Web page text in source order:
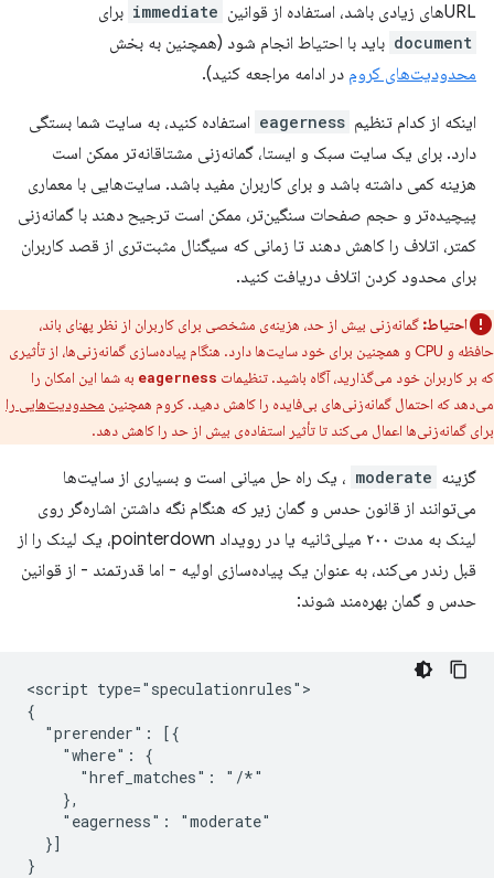
URLهای زیادی باشد، استفاده از قوانین
immediate برای
document باید با احتیاط انجام شود (همچنین به بخش
محدودیت‌های کروم در ادامه مراجعه کنید).
اینکه از کدام تنظیم eagerness استفاده کنید، به سایت شما بستگی
دارد. برای یک سایت سبک و ایستا، گمانه‌زنی مشتاقانه‌تر ممکن است
هزینه کمی داشته باشد و برای کاربران مفید باشد. سایت‌هایی با معماری
پیچیده‌تر و حجم صفحات سنگین‌تر، ممکن است ترجیح دهند با گمانه‌زنی
کمتر، اتلاف را کاهش دهند تا زمانی که سیگنال مثبت‌تری از قصد کاربران
برای محدود کردن اتلاف دریافت کنید.
احتیاط: گمانه‌زنی بیش از حد، هزینه‌ی مشخصی برای کاربران از نظر پهنای باند،
حافظه و CPU و همچنین برای خود سایت‌ها دارد. هنگام پیاده‌سازی گمانه‌زنی‌ها، از تأثیری
که بر کاربران خود می‌گذارید، آگاه باشید. تنظیمات eagerness به شما این امکان را
می‌دهد که احتمال گمانه‌زنی‌های بی‌فایده را کاهش دهید. کروم همچنین محدودیت‌هایی را
برای گمانه‌زنی‌ها اعمال می‌کند تا تأثیر استفاده‌ی بیش از حد را کاهش دهد.
گزینه moderate ، یک راه حل میانی است و بسیاری از سایت‌ها
می‌توانند از قانون حدس و گمان زیر که هنگام نگه داشتن اشاره‌گر روی
لینک به مدت ۲۰۰ میلی‌ثانیه یا در رویداد pointerdown، یک لینک را از
قبل رندر می‌کند، به عنوان یک پیاده‌سازی اولیه - اما قدرتمند - از قوانین
حدس و گمان بهره‌مند شوند:
<script type="speculationrules">
{
  "prerender": [{
    "where": {
      "href_matches": "/*"
    },
    "eagerness": "moderate"
  }]
}